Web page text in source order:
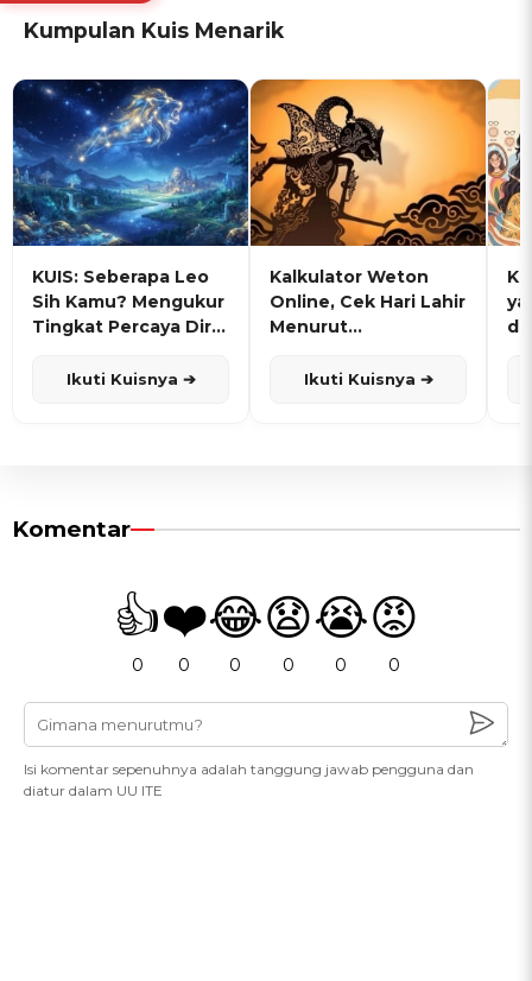
Kumpulan Kuis Menarik
KUIS: Seberapa Leo
Sih Kamu? Mengukur
Tingkat Percaya Diri
Ikuti Kuisnya ➔
Kalkulator Weton
Online, Cek Hari Lahir
Menurut
Ikuti Kuisnya ➔
Komentar
👍
0
❤️
0
😂
0
😧
0
😭
0
😡
0
Isi komentar sepenuhnya adalah tanggung jawab pengguna dan
diatur dalam UU ITE